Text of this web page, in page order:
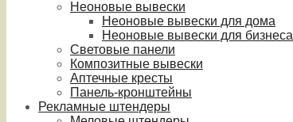
Неоновые вывески
Неоновые вывески для дома
Неоновые вывески для бизнеса
Световые панели
Композитные вывески
Аптечные кресты
Панель-кронштейны
Рекламные штендеры